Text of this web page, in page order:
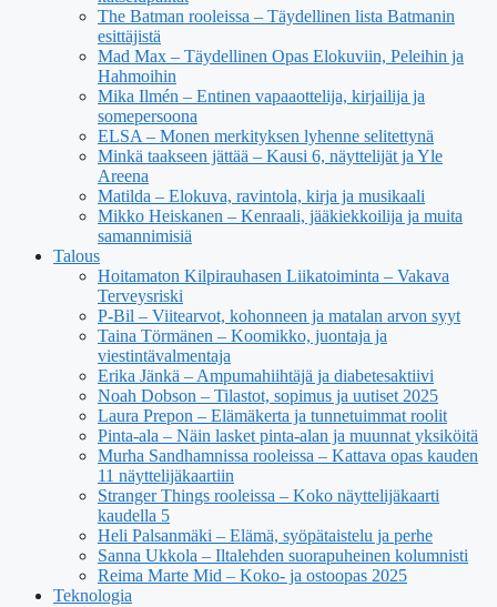
The Batman rooleissa – Täydellinen lista Batmanin
esittäjistä
Mad Max – Täydellinen Opas Elokuviin, Peleihin ja
Hahmoihin
Mika Ilmén – Entinen vapaaottelija, kirjailija ja
somepersoona
ELSA – Monen merkityksen lyhenne selitettynä
Minkä taakseen jättää – Kausi 6, näyttelijät ja Yle
Areena
Matilda – Elokuva, ravintola, kirja ja musikaali
Mikko Heiskanen – Kenraali, jääkiekkoilija ja muita
samannimisiä
Talous
Hoitamaton Kilpirauhasen Liikatoiminta – Vakava
Terveysriski
P-Bil – Viitearvot, kohonneen ja matalan arvon syyt
Taina Törmänen – Koomikko, juontaja ja
viestintävalmentaja
Erika Jänkä – Ampumahiihtäjä ja diabetesaktiivi
Noah Dobson – Tilastot, sopimus ja uutiset 2025
Laura Prepon – Elämäkerta ja tunnetuimmat roolit
Pinta-ala – Näin lasket pinta-alan ja muunnat yksiköitä
Murha Sandhamnissa rooleissa – Kattava opas kauden
11 näyttelijäkaartiin
Stranger Things rooleissa – Koko näyttelijäkaarti
kaudella 5
Heli Palsanmäki – Elämä, syöpätaistelu ja perhe
Sanna Ukkola – Iltalehden suorapuheinen kolumnisti
Reima Marte Mid – Koko- ja ostoopas 2025
Teknologia